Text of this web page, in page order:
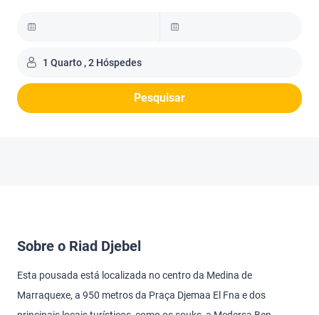
1 Quarto , 2 Hóspedes
Pesquisar
Sobre o Riad Djebel
Esta pousada está localizada no centro da Medina de
Marraquexe, a 950 metros da Praça Djemaa El Fna e dos